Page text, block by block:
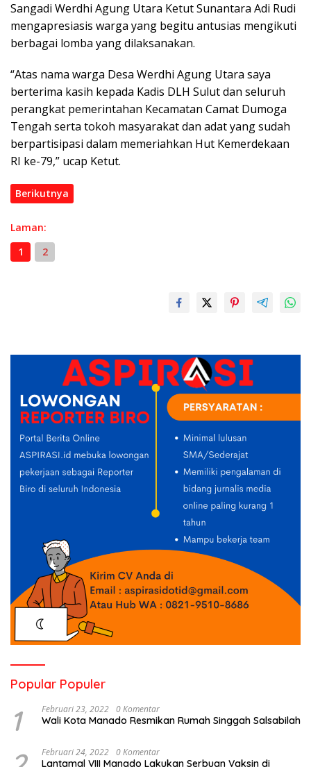
Sangadi Werdhi Agung Utara Ketut Sunantara Adi Rudi
mengapresiasis warga yang begitu antusias mengikuti
berbagai lomba yang dilaksanakan.
“Atas nama warga Desa Werdhi Agung Utara saya
berterima kasih kepada Kadis DLH Sulut dan seluruh
perangkat pemerintahan Kecamatan Camat Dumoga
Tengah serta tokoh masyarakat dan adat yang sudah
berpartisipasi dalam memeriahkan Hut Kemerdekaan
RI ke-79,” ucap Ketut.
Berikutnya
Laman:
1
2
Popular Populer
1 Februari 23, 2022 0 Komentar
Wali Kota Manado Resmikan Rumah Singgah Salsabilah
Februari 24, 2022 0 Komentar
Lantamal VIII Manado Lakukan Serbuan Vaksin di